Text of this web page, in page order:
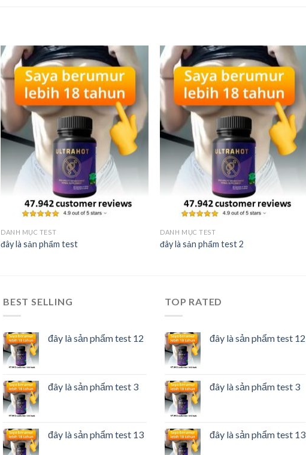
Add to
wishlist
DANH MỤC TEST
đây là sản phẩm test
Add to
wishlist
DANH MỤC TEST
đây là sản phẩm test 2
BEST SELLING
đây là sản phẩm test 12
đây là sản phẩm test 3
đây là sản phẩm test 13
TOP RATED
đây là sản phẩm test 12
đây là sản phẩm test 3
đây là sản phẩm test 13